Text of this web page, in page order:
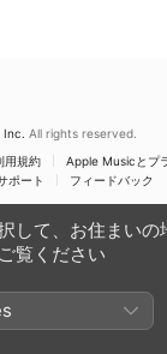
Inc. All rights reserved.
用規約
Apple Musicとプ
ポート フィードバック
して、お住まいの
覧ください